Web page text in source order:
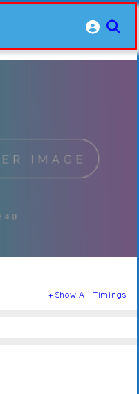
Show All Timings